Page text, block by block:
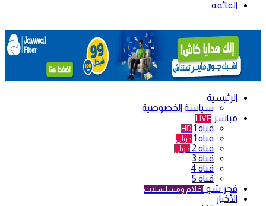
القائمة
الرئيسية
سياسة الخصوصية
مباشر LIVE
قناة 1 HD
قناة 1 دولي
قناة 2 دولي
قناة 3
قناة 4
قناة 5
فجر شو أفلام ومسلسلات
الأخبار